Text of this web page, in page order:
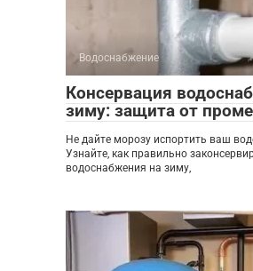
Водоснабжение
Консервация
зиму: защита от
Не дайте морозу испортить ваш
Узнайте, как правильно
водоснабжения на зиму,